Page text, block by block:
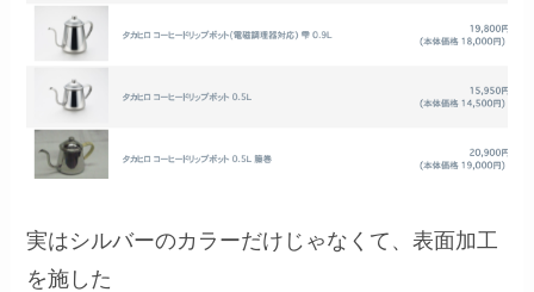
実はシルバーのカラーだけじゃなくて、表面加工
を施した